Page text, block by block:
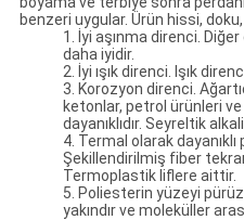
benzeri uygular. Ürün hissi,
1. İyi aşınma direnci.
daha iyidir.
2. İyi ışık direnci. Işık
3. Korozyon direnci.
ketonlar, petrol ürünleri
dayanıklıdır. Seyreltik
4. Termal olarak dayanıklı
Şekillendirilmiş fiber tekrar
Termoplastik liflere aittir.
5. Poliesterin yüzeyi
yakındır ve moleküller